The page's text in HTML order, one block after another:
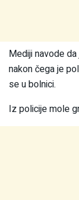
Mediji navode
nakon čega je
se u bolnici.
Iz policije mole